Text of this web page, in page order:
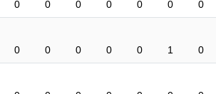
0 0 0 0 0 0 0
0 0 0 0 0 1 0